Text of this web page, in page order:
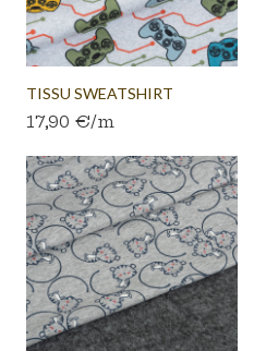
TISSU SWEATSHIRT
BROSSÉ...
17,90 €/m